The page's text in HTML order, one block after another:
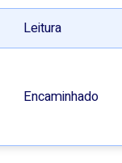
Leitura
Encaminhado